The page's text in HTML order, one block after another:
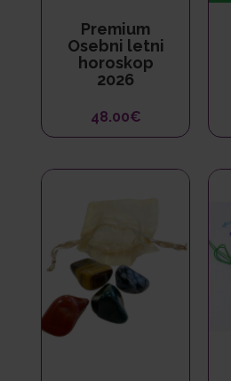
Premium
Osebni letni
horoskop
2026
48.00€